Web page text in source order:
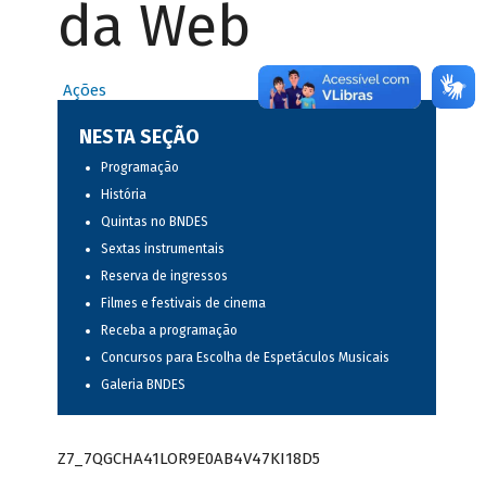
da Web
Ações
NESTA SEÇÃO
Programação
História
Quintas no BNDES
Sextas instrumentais
Reserva de ingressos
Filmes e festivais de cinema
Receba a programação
Concursos para Escolha de Espetáculos Musicais
Galeria BNDES
Z7_7QGCHA41LOR9E0AB4V47KI18D5